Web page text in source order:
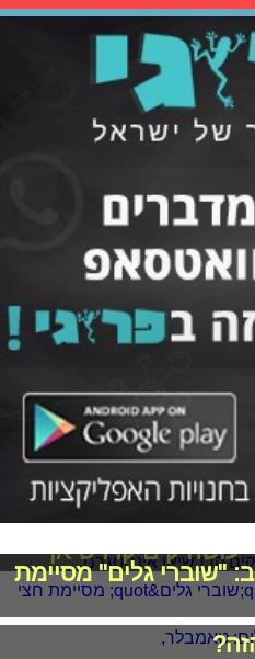
עושה קים קרדשיאן
"שוברי גלים" מסיימת